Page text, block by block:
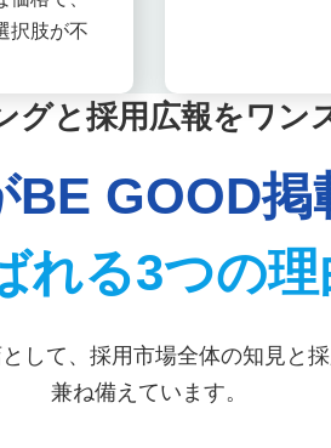
択肢が不
グと採用広報をワン
BE GOOD掲
れる3つの理
して、採用市場全体の知見と
兼ね備えています。